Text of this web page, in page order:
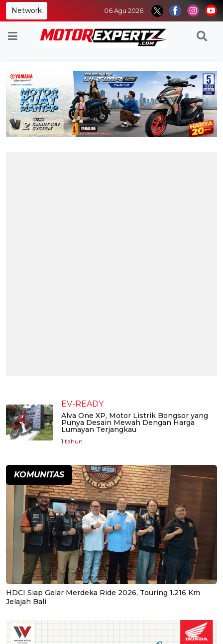
Network 06 Agu 2026
EV-READY
Alva One XP, Motor Listrik Bongsor yang
Punya Desain Mewah Dengan Harga
Lumayan Terjangkau
1 tahun
KOMUNITAS
HDCI Siap Gelar Merdeka Ride 2026, Touring 1.216 Km
Jelajah Bali